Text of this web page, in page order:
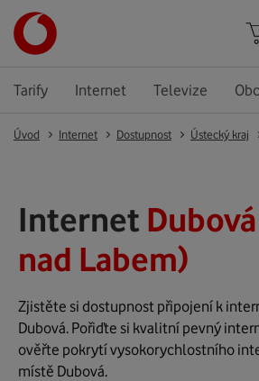
Tarify Internet Televize
Úvod Internet Dostupnost Ústecký kraj
Internet
nad Labem)
Zjistěte si dostupnost připojení k
Dubová. Pořiďte si kvalitní pevný
ověřte pokrytí vysokorychlostního
místě Dubová.